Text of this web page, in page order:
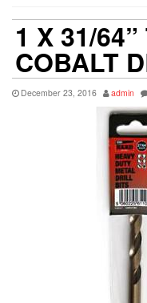
1 X 31/
COBALT
December 23, 2016 admin